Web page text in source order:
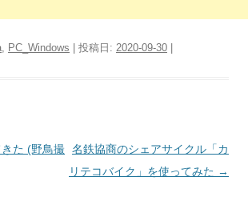
PC_Windows | 投稿日: 2020-09-30
た (野鳥撮 名鉄協商のシェアサイクル「カ
リテコバイク」を使ってみた →